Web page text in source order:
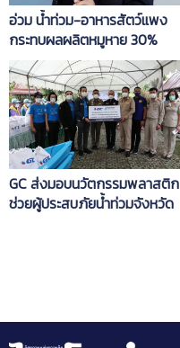
อ่วม น้ำท่วม-อาหารสัตว์แพง
กระทบผลผลิตหมูหาย 30%
GC ส่งมอบนวัตกรรมพลาสติก
ช่วยผู้ประสบภัยน้ำท่วมจังหวัด